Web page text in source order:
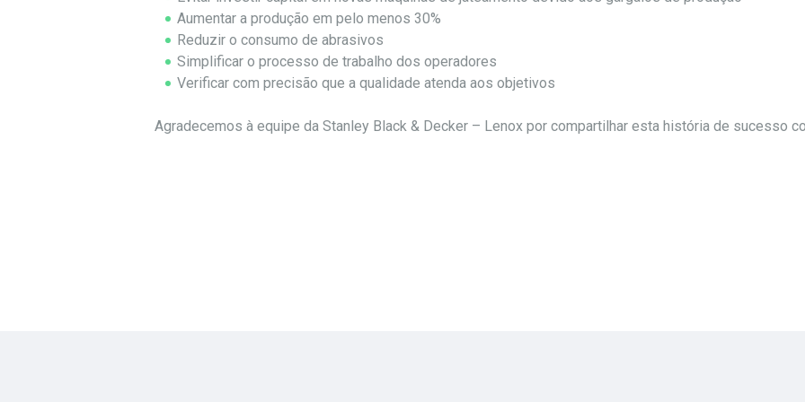
Aumentar a produção em pelo menos 30%
Reduzir o consumo de abrasivos
Simplificar o processo de trabalho dos operadores
Verificar com precisão que a qualidade atenda aos objetivos
Agradecemos à equipe da Stanley Black & Decker – Lenox por compartilhar esta história de sucesso